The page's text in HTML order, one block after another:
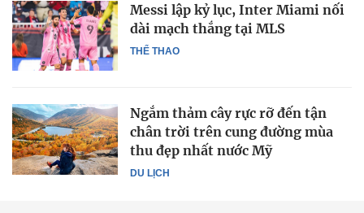
THỂ THAO
Messi lập kỷ lục, Inter Miami nối
dài mạch thắng tại MLS
DU LỊCH
Ngắm thảm cây rực rỡ đến tận
chân trời trên cung đường mùa
thu đẹp nhất nước Mỹ